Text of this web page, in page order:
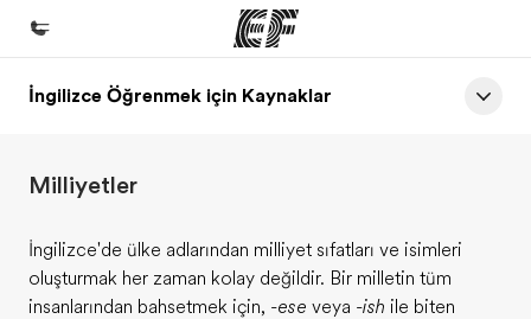
Ana Sayfa
Programlarımız
Tüm programlarımıza göz atın
Ofislerimiz
İngilizce Öğrenmek için Kaynaklar
Milliyetler
İngilizce'de ülke adlarından milliyet sıfatları ve isimleri
oluşturmak her zaman kolay değildir. Bir milletin tüm
insanlarından bahsetmek için, -ese veya -ish ile biten